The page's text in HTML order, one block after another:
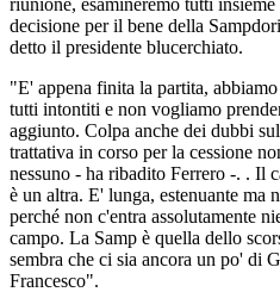
riunione, esamineremo tutti
decisione per il bene della
detto il presidente blucerchiato.
"E' appena finita la partita,
tutti intontiti e non vogliamo
aggiunto. Colpa anche dei dubbi
trattativa in corso per la cessione
nessuno - ha ribadito Ferrero -. . Il
è un altra. E' lunga, estenuante ma
perché non c'entra assolutamente
campo. La Samp è quella dello
sembra che ci sia ancora un po' di
Francesco".